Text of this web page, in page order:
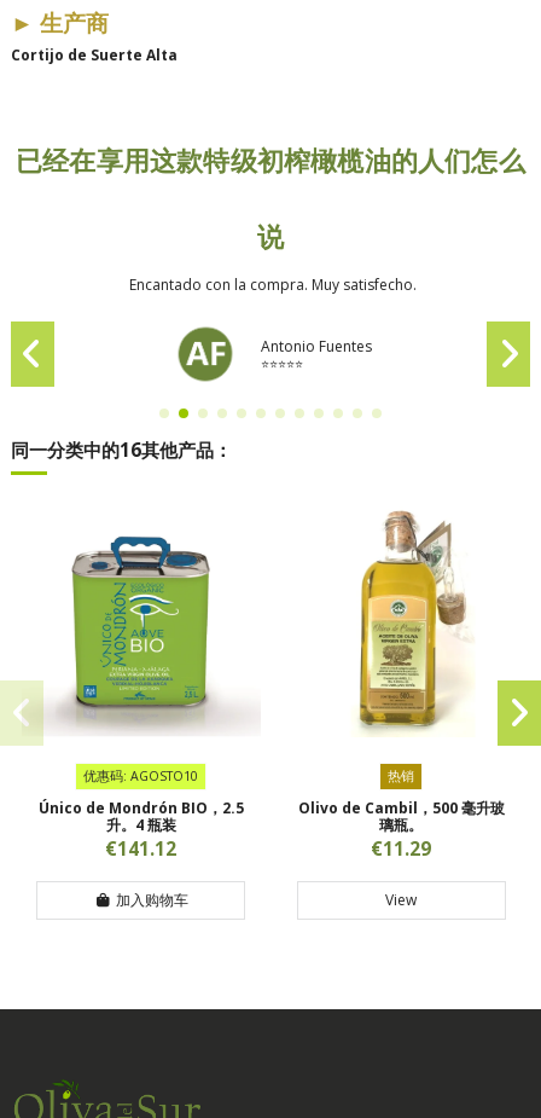
► 生产商
Cortijo de Suerte Alta
已经在享用这款特级初榨橄榄油的人们怎么
说
Encantado con la compra. Muy satisfecho.
Antonio Fuentes
⭐⭐⭐⭐⭐
同一分类中的16其他产品：
优惠码: AGOSTO10
Único de Mondrón BIO，2.5
升。4 瓶装
€141.12
加入购物车
热销
Olivo de Cambil，500 毫升玻
璃瓶。
€11.29
View